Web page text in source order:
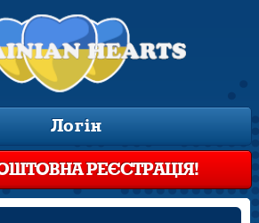
Логін
РЕЄСТРАЦІЯ!